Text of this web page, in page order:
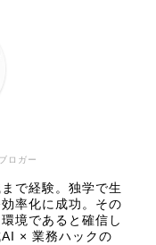
ロガー
で経験。独学で生
率化に成功。その
境であると確信し
× 業務ハックの